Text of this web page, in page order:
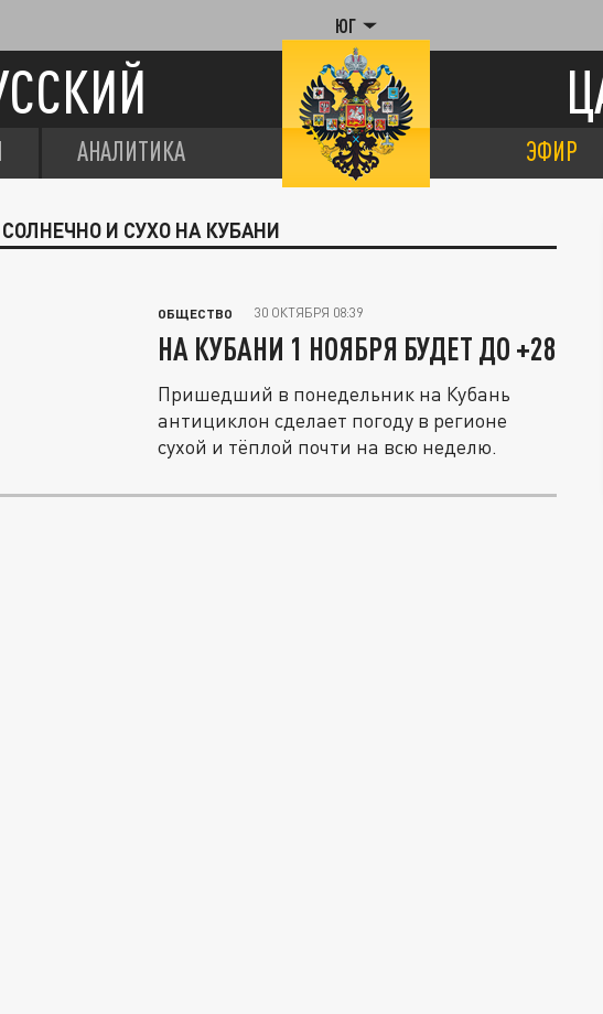
ЮГ
АНАЛИТИКА ЭФИР
И СУХО НА КУБАНИ
ОБЩЕСТВО 30 ОКТЯБРЯ 08:39
НА КУБАНИ 1 НОЯБРЯ БУДЕТ ДО +28
Пришедший в понедельник на Кубань
антициклон сделает погоду в регионе
сухой и тёплой почти на всю неделю.